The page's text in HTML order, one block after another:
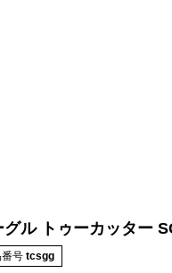
グル トゥーカッター
号 tcsgg